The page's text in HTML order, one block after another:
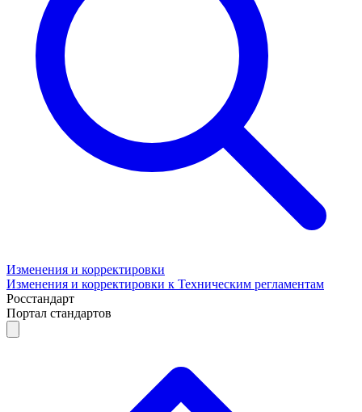
Изменения и корректировки
Изменения и корректировки к Техническим регламентам
Росстандарт
Портал стандартов